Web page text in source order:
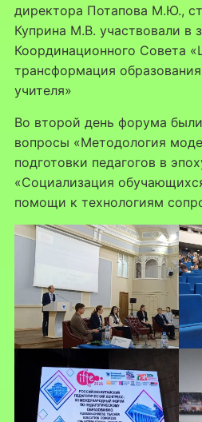
директора Потапова М.Ю.,
Куприна М.В. участвовали в
Координационного Совета
трансформация
учителя»
⁣Во второй день форума
вопросы «Методология
подготовки педагогов в
«Социализация
помощи к технологиям